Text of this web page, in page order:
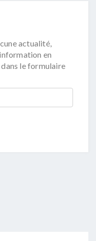
actualité,
en
le formulaire